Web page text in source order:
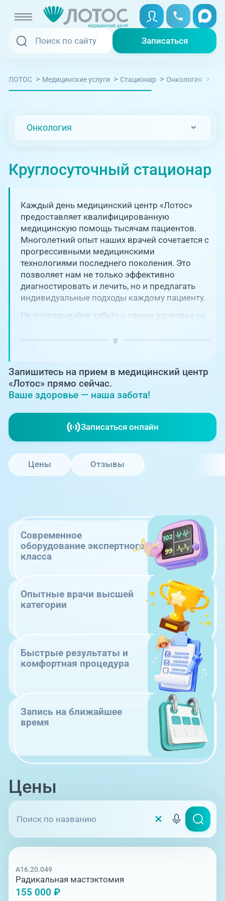
Записаться
Записаться
Услуги и цены
Отзывы
Адреса клиник
О клинике
Блог врачей
Новости
+7 (351) 220-00-03
Записаться онлайн
Вызвать скорую
Медицина на дому
Телемедицина
+7 (351) 220-00-03
Единая справочная служба,
запись на прием
+7 (351) 220-03-03
Центр амбулаторной
онкологической помощи
+7 (7142) 927-003
ЛОТОС > Медицинские услуги > Стационар > Онкология >
Онкология
Круглосуточный стационар
Каждый день медицинский центр «Лотос»
предоставляет квалифицированную
медицинскую помощь тысячам пациентов.
Многолетний опыт наших врачей сочетается с
прогрессивными медицинскими
технологиями последнего поколения. Это
позволяет нам не только эффективно
диагностировать и лечить, но и предлагать
индивидуальные подходы каждому пациенту.
Не откладывайте заботу о своем здоровье на
ключевую роль в поддержании вашего
Запишитесь на прием в медицинский центр
«Лотос» прямо сейчас.
Ваше здоровье — наша забота!
Записаться онлайн
Цены Отзывы
Современное
оборудование экспертного
класса
Опытные врачи высшей
категории
Быстрые результаты и
комфортная процедура
Запись на ближайшее
время
Цены
A16.20.049
Радикальная мастэктомия
155 000 ₽